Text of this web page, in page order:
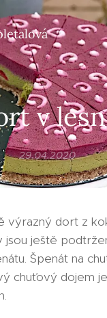
v
29.04.2020
výrazný dort z
jsou ještě
Špenát na
chuťový dojem